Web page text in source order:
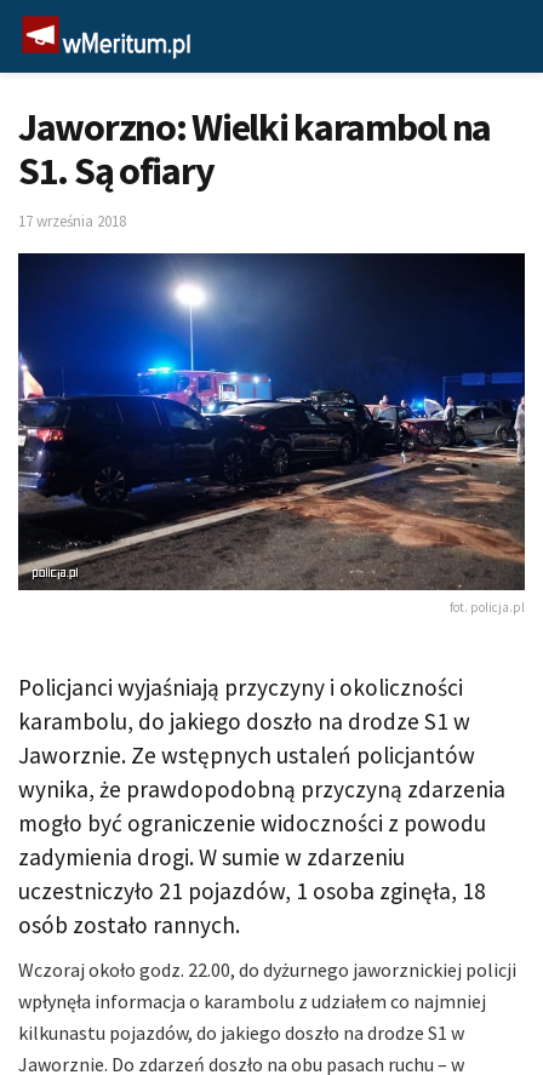
Jaworzno: Wielki karambol na
S1. Są ofiary
17 września 2018
fot. policja.pl
Policjanci wyjaśniają przyczyny i okoliczności
karambolu, do jakiego doszło na drodze S1 w
Jaworznie. Ze wstępnych ustaleń policjantów
wynika, że prawdopodobną przyczyną zdarzenia
mogło być ograniczenie widoczności z powodu
zadymienia drogi. W sumie w zdarzeniu
uczestniczyło 21 pojazdów, 1 osoba zginęła, 18
osób zostało rannych.
Wczoraj około godz. 22.00, do dyżurnego jaworznickiej policji
wpłynęła informacja o karambolu z udziałem co najmniej
kilkunastu pojazdów, do jakiego doszło na drodze S1 w
Jaworznie. Do zdarzeń doszło na obu pasach ruchu – w